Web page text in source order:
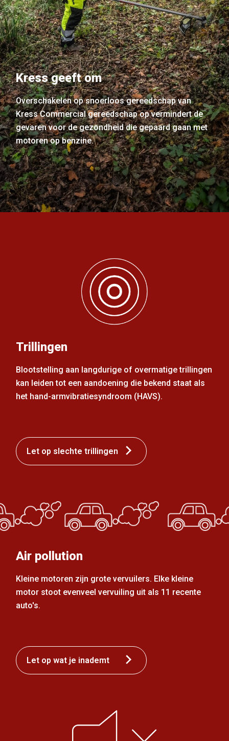
Kress geeft om
Overschakelen op snoerloos gereedschap van
Kress Commercial gereedschap op vermindert de
gevaren voor de gezondheid die gepaard gaan met
motoren op benzine.
Trillingen
Blootstelling aan langdurige of overmatige trillingen
kan leiden tot een aandoening die bekend staat als
het hand-armvibratiesyndroom (HAVS).
Let op slechte trillingen
Air pollution
Kleine motoren zijn grote vervuilers. Elke kleine
motor stoot evenveel vervuiling uit als 11 recente
auto's.
Let op wat je inademt